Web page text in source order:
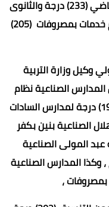
بلغت درجات القبول بالثانوى العام والرياضي (233) درجة والثانوى
العام الخاص (208) درجة والثانوي العام خدمات بمصروفات (205)
وكيل وزارة التربية
الصناعية نظام
ثلاث سنوات بمجموع (210) درجة ، و (194) درجة لمدارس السادات
الصناعية بنين بكفر
عبد المولى الصناعية
وكذا المدارس الصناعية
،